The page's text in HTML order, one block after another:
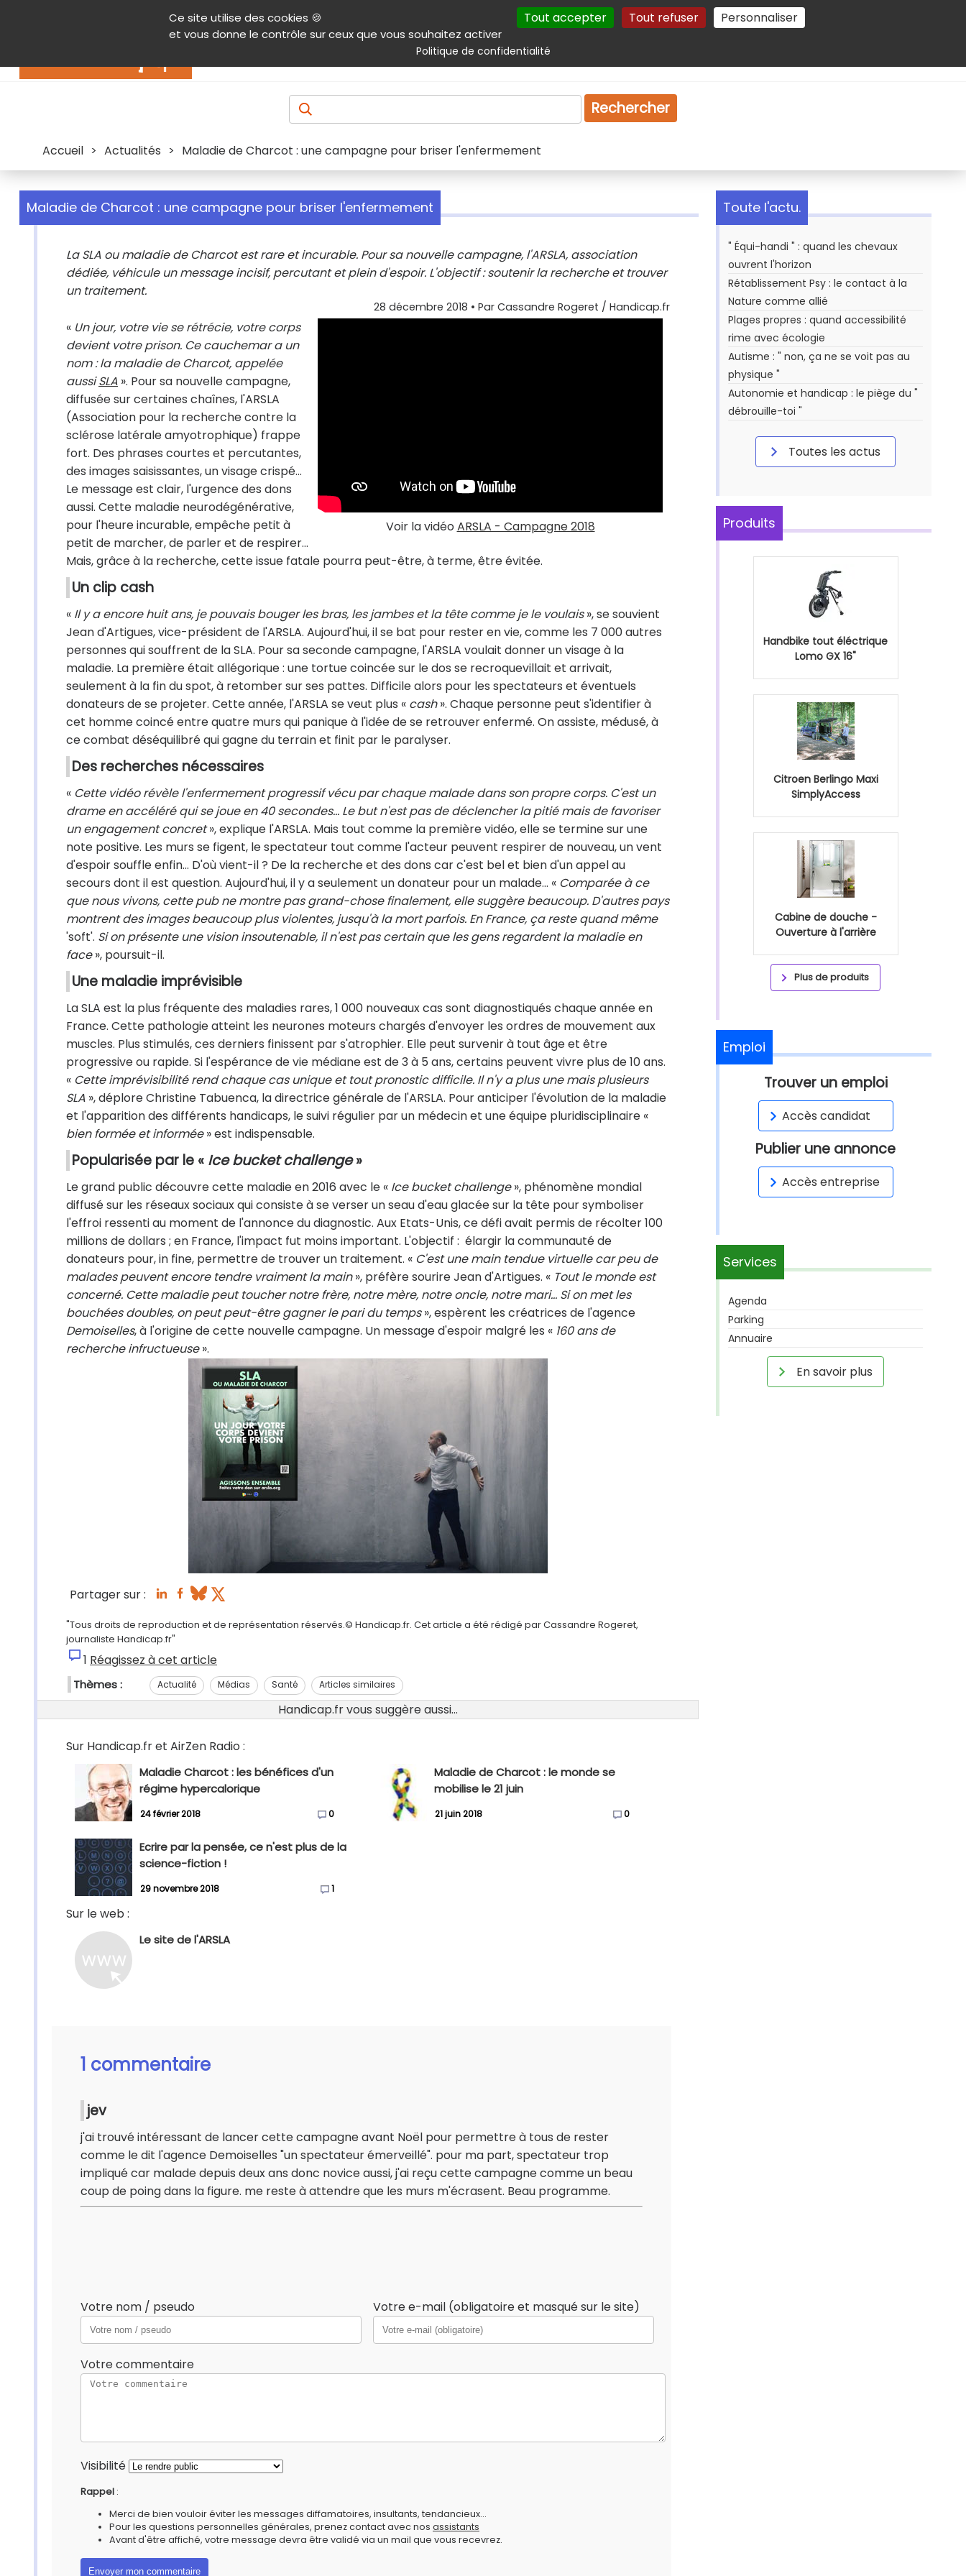
Ce site utilise des cookies 🍪
et vous donne le contrôle sur ceux que vous souhaitez activer
Tout accepter Tout refuser Personnaliser
Politique de confidentialité
Contenu Aide et accessibilité Menu principal Autres services Plan du site Gestion des cookies
Produits & services Emploi Droit
Rechercher
Accueil > Actualités > Maladie de Charcot : une campagne pour briser l'enfermement
Maladie de Charcot : une campagne pour briser l'enfermement
La SLA ou maladie de Charcot est rare et incurable. Pour sa nouvelle campagne, l'ARSLA, association
dédiée, véhicule un message incisif, percutant et plein d'espoir. L'objectif : soutenir la recherche et trouver
un traitement.
28 décembre 2018 • Par Cassandre Rogeret / Handicap.fr
Voir la vidéo ARSLA - Campagne 2018
« Un jour, votre vie se rétrécie, votre corps
devient votre prison. Ce cauchemar a un
nom : la maladie de Charcot, appelée
aussiSLA ». Pour sa nouvelle campagne,
diffusée sur certaines chaînes, l'ARSLA
(Association pour la recherche contre la
sclérose latérale amyotrophique) frappe
fort. Des phrases courtes et percutantes,
des images saisissantes, un visage crispé…
Le message est clair, l'urgence des dons
aussi. Cette maladie neurodégénérative,
pour l'heure incurable, empêche petit à
petit de marcher, de parler et de respirer…
Mais, grâce à la recherche, cette issue fatale pourra peut-être, à terme, être évitée.
Un clip cash
« Il y a encore huit ans, je pouvais bouger les bras, les jambes et la tête comme je le voulais», se souvient
Jean d'Artigues, vice-président de l'ARSLA. Aujourd'hui, il se bat pour rester en vie, comme les 7 000 autres
personnes qui souffrent de la SLA. Pour sa seconde campagne, l'ARSLA voulait donner un visage à la
maladie. La première était allégorique : une tortue coincée sur le dos se recroquevillait et arrivait,
seulement à la fin du spot, à retomber sur ses pattes. Difficile alors pour les spectateurs et éventuels
donateurs de se projeter. Cette année, l'ARSLA se veut plus « cash». Chaque personne peut s'identifier à
cet homme coincé entre quatre murs qui panique à l'idée de se retrouver enfermé. On assiste, médusé, à
ce combat déséquilibré qui gagne du terrain et finit par le paralyser.
Des recherches nécessaires
« Cette vidéo révèle l'enfermement progressif vécu par chaque malade dans son propre corps. C'est un
drame en accéléré qui se joue en 40 secondes… Le but n'est pas de déclencher la pitié mais de favoriser
un engagement concret», explique l'ARSLA. Mais tout comme la première vidéo, elle se termine sur une
note positive. Les murs se figent, le spectateur tout comme l'acteur peuvent respirer de nouveau, un vent
d'espoir souffle enfin... D'où vient-il ? De la recherche et des dons car c'est bel et bien d'un appel au
secours dont il est question. Aujourd'hui, il y a seulement un donateur pour un malade… « Comparée à ce
que nous vivons, cette pub ne montre pas grand-chose finalement, elle suggère beaucoup. D'autres pays
montrent des images beaucoup plus violentes, jusqu'à la mort parfois. En France, ça reste quand même
'soft'. Si on présente une vision insoutenable, il n'est pas certain que les gens regardent la maladie en
face», poursuit-il.
Une maladie imprévisible
La SLA est la plus fréquente des maladies rares, 1 000 nouveaux cas sont diagnostiqués chaque année en
France. Cette pathologie atteint les neurones moteurs chargés d'envoyer les ordres de mouvement aux
muscles. Plus stimulés, ces derniers finissent par s'atrophier. Elle peut survenir à tout âge et être
progressive ou rapide. Si l'espérance de vie médiane est de 3 à 5 ans, certains peuvent vivre plus de 10 ans.
« Cette imprévisibilité rend chaque cas unique et tout pronostic difficile. Il n'y a plus une mais plusieurs
SLA », déplore Christine Tabuenca, la directrice générale de l'ARSLA. Pour anticiper l'évolution de la maladie
et l'apparition des différents handicaps, le suivi régulier par un médecin et une équipe pluridisciplinaire «
bien formée et informée» est indispensable.
Popularisée par le « Ice bucket challenge»
Le grand public découvre cette maladie en 2016 avec le « Ice bucket challenge», phénomène mondial
diffusé sur les réseaux sociaux qui consiste à se verser un seau d'eau glacée sur la tête pour symboliser
l'effroi ressenti au moment de l'annonce du diagnostic. Aux Etats-Unis, ce défi avait permis de récolter 100
millions de dollars ; en France, l'impact fut moins important. L'objectif : élargir la communauté de
donateurs pour, in fine, permettre de trouver un traitement. « C'est une main tendue virtuelle car peu de
malades peuvent encore tendre vraiment la main», préfère sourire Jean d'Artigues. « Tout le monde est
concerné. Cette maladie peut toucher notre frère, notre mère, notre oncle, notre mari… Si on met les
bouchées doubles, on peut peut-être gagner le pari du temps», espèrent les créatrices de l'agence
Demoiselles, à l'origine de cette nouvelle campagne. Un message d'espoir malgré les « 160 ans de
recherche infructueuse».
Partager sur :
"Tous droits de reproduction et de représentation réservés.© Handicap.fr. Cet article a été rédigé par Cassandre Rogeret,
journaliste Handicap.fr"
1 Réagissez à cet article
Thèmes : Actualité Médias Santé Articles similaires
Handicap.fr vous suggère aussi...
Sur Handicap.fr et AirZen Radio :
Maladie Charcot : les bénéfices d'un
régime hypercalorique
24 février 2018 0
Maladie de Charcot : le monde se
mobilise le 21 juin
21 juin 2018 0
Ecrire par la pensée, ce n'est plus de la
science-fiction !
29 novembre 2018 1
Sur le web :
Le site de l'ARSLA
1 commentaire
jev
j'ai trouvé intéressant de lancer cette campagne avant Noël pour permettre à tous de rester
comme le dit l'agence Demoiselles "un spectateur émerveillé". pour ma part, spectateur trop
impliqué car malade depuis deux ans donc novice aussi, j'ai reçu cette campagne comme un beau
coup de poing dans la figure. me reste à attendre que les murs m'écrasent. Beau programme.
Votre nom / pseudo Votre e-mail (obligatoire et masqué sur le site)
Votre commentaire
Visibilité
Rappel :
Merci de bien vouloir éviter les messages diffamatoires, insultants, tendancieux...
Pour les questions personnelles générales, prenez contact avec nos assistants
Avant d'être affiché, votre message devra être validé via un mail que vous recevrez.
Toute l'actu.
" Équi-handi " : quand les chevaux
ouvrent l'horizon
Rétablissement Psy : le contact à la
Nature comme allié
Plages propres : quand accessibilité
rime avec écologie
Autisme : " non, ça ne se voit pas au
physique "
Autonomie et handicap : le piège du "
débrouille-toi "
Toutes les actus
Produits
Handbike tout éléctrique
Lomo GX 16"
Citroen Berlingo Maxi
SimplyAccess
Cabine de douche -
Ouverture à l'arrière
Plus de produits
Emploi
Trouver un emploi
Accès candidat
Publier une annonce
Accès entreprise
Services
Agenda
Parking
Annuaire
En savoir plus